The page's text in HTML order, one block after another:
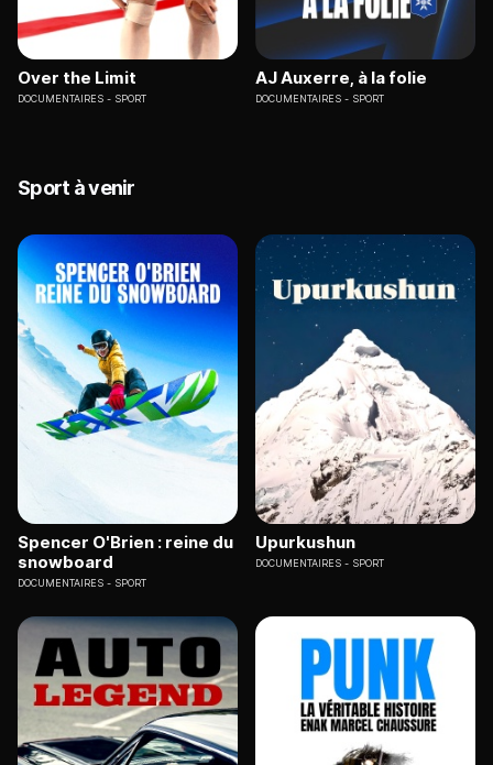
Over the Limit
DOCUMENTAIRES SPORT
AJ Auxerre, à la folie
DOCUMENTAIRES SPORT
Sport à venir
Spencer O'Brien : reine du
snowboard
DOCUMENTAIRES SPORT
Upurkushun
DOCUMENTAIRES SPORT